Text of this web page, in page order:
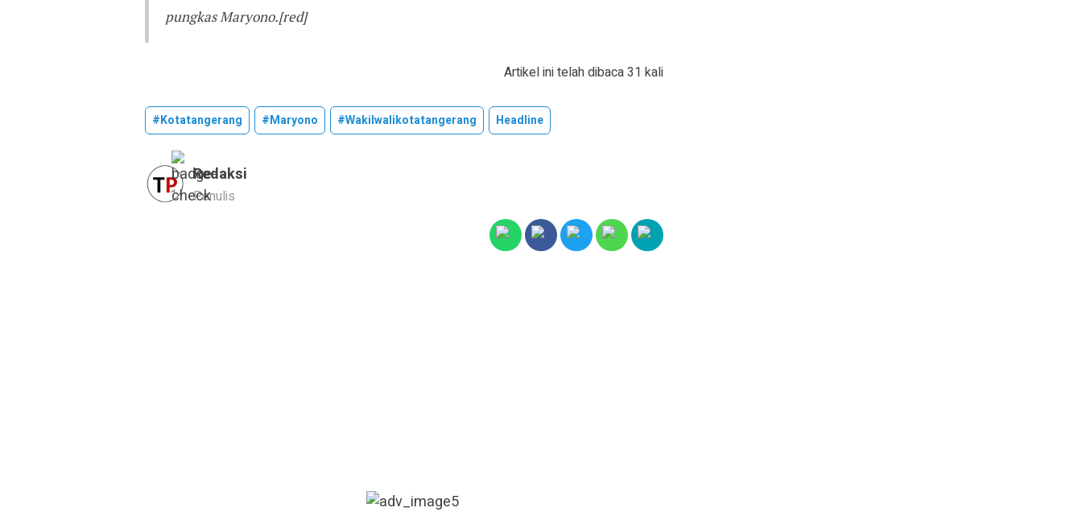
pungkas Maryono.[red]
Artikel ini telah dibaca 31 kali
#kotatangerang #maryono #wakilwalikotatangerang Headline
Redaksi
Penulis